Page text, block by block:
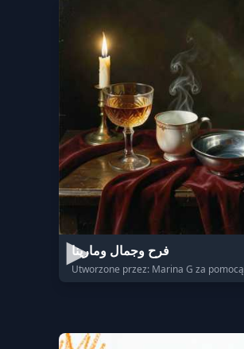
فرح وجمال ومارينا
Utworzone przez: Marina G za pomocą